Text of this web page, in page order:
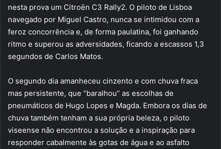
nesta prova um Citroën C3 Rally2. O piloto de Lisboa
navegado por Miguel Castro, nunca se intimidou com a
feroz concorrência e, de forma paulatina, foi ganhando
ritmo e superou as adversidades, ficando a escassos 1,3
segundos de Carlos Matos.
O segundo dia amanheceu cinzento e com chuva fraca
mas persistente, que “baralhou” as escolhas de
pneumáticos de Hugo Lopes e Magda. Embora os dias de
chuva também tenham a sua própria beleza, o piloto
viseense não encontrou a solução e a inspiração para
responder cabalmente às gotas de água e ao asfalto